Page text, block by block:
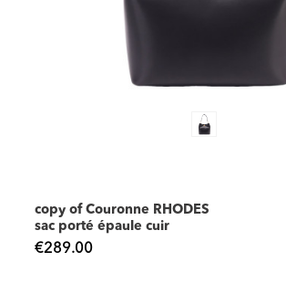
copy of Couronne RHODES
sac porté épaule cuir
€289.00